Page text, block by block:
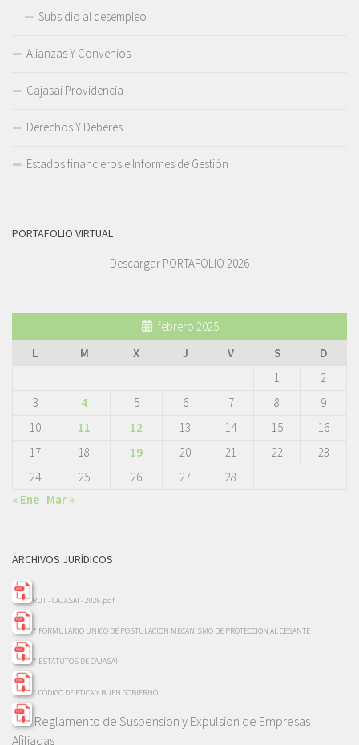
Subsidio al desempleo
Alianzas Y Convenios
Cajasai Providencia
Derechos Y Deberes
Estados financieros e Informes de Gestión
PORTAFOLIO VIRTUAL
Descargar PORTAFOLIO 2026
febrero 2025
L
M X J V S
D
1
2
3
4 5 6 7 8
9
10
11 12 13 14 15
16
17
18 19 20 21 22
23
24
25 26 27
28
« Ene Mar »
ARCHIVOS JURÍDICOS
RUT - CAJASAI - 2026.pdf
* FORMULARIO UNICO DE POSTULACION MECANISMO DE PROTECCION AL CESANTE
* ESTATUTOS DE CAJASAI
* CODIGO DE ETICA Y BUEN GOBIERNO
Reglamento de Suspension y Expulsion de Empresas
Afiliadas